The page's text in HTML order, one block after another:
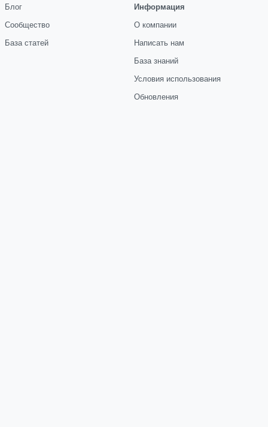
Блог
Сообщество
База статей
Информация
О компании
Написать нам
База знаний
Условия использования
Обновления